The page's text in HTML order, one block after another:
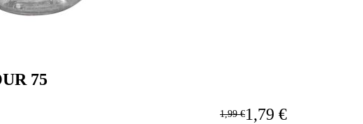
75
1,99 €1,79 €